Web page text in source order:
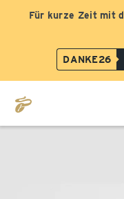
Für kurze Zeit mit
DANKE26